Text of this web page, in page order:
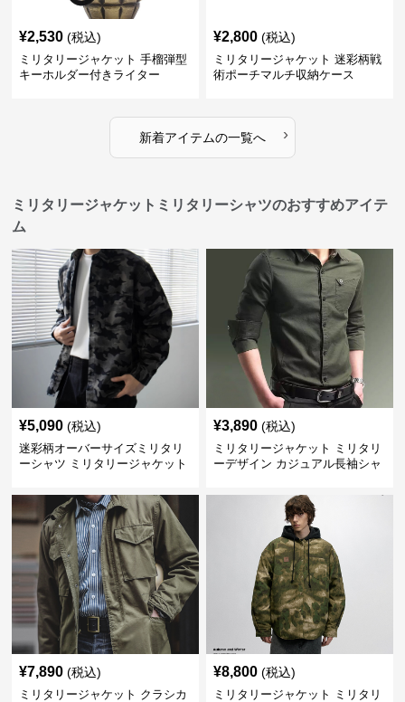
¥2,530 (税込)
ミリタリージャケット 手榴弾型
キーホルダー付きライター
¥2,800 (税込)
ミリタリージャケット 迷彩柄戦
術ポーチマルチ収納ケース
新着アイテムの一覧へ ›
ミリタリージャケットミリタリーシャツのおすすめアイテ
ム
¥5,090 (税込)
迷彩柄オーバーサイズミリタリ
ーシャツ ミリタリージャケット
¥3,890 (税込)
ミリタリージャケット ミリタリ
ーデザイン カジュアル長袖シャ
¥7,890 (税込)
ミリタリージャケット クラシカ
¥8,800 (税込)
ミリタリージャケット ミリタリ